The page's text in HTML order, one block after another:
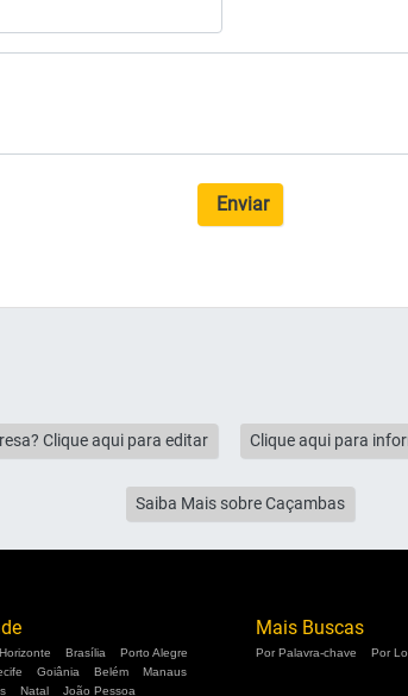
Enviar
Clique aqui para editar Clique aqui para
Saiba Mais sobre Caçambas
Brasília
Porto Alegre
Goiânia Belém
Manaus
Natal João Pessoa
Mais Buscas
Por Palavra-chave Por